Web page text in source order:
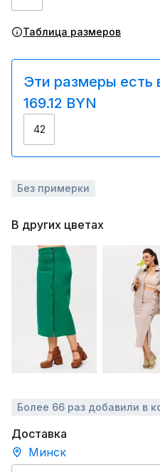
Таблица размеров
Эти размеры есть
169.12 BYN
42
Без примерки
В других цветах
Более 66 раз добавили в
Доставка
Минск